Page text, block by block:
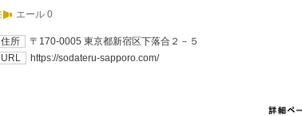
エール 0
住所
〒170-0005 東京都新宿区下落合２－５
URL
https://sodateru-sapporo.com/